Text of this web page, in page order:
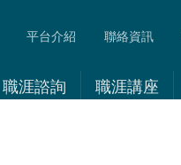
平台介紹 聯絡資訊
職涯諮詢 職涯講座